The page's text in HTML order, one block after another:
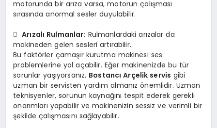
motorunda bir arıza varsa, motorun çalışması
sırasında anormal sesler duyulabilir.
Arızalı Rulmanlar: Rulmanlardaki arızalar da
makineden gelen sesleri artırabilir.
Bu faktörler çamaşır kurutma makinesi ses
problemlerine yol açabilir. Eğer makinenizde bu tür
sorunlar yaşıyorsanız, Bostancı Arçelik servis gibi
uzman bir servisten yardım almanız önemlidir. Uzman
teknisyenler, sorunun kaynağını tespit ederek gerekli
onarımları yapabilir ve makinenizin sessiz ve verimli bir
şekilde çalışmasını sağlayabilir.